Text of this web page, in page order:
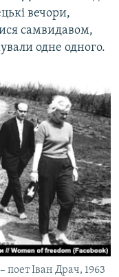
вечори,
самвидавом,
одне одного.
поет Іван Драч, 1963